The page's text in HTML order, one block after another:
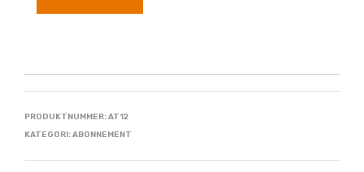
PRODUKTNUMMER:AT12
KATEGORI:ABONNEMENT